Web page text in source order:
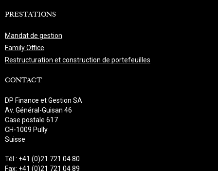
PRESTATIONS
Mandat de gestion
Family Office
Restructuration et construction de portefeuilles
CONTACT
DP Finance et Gestion SA
Av. Général-Guisan 46
Case postale 617
CH-1009 Pully
Suisse
Tél.: +41 (0)21 721 04 80
Fax: +41 (0)21 721 04 89